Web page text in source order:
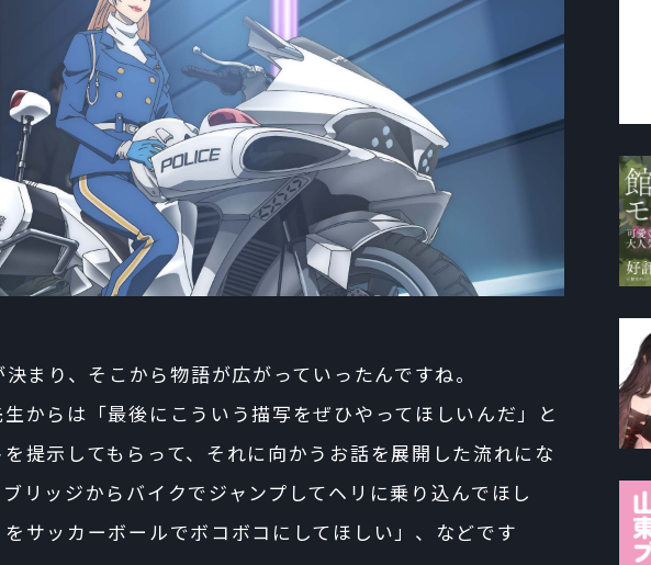
決まり、そこから物語が広がっていったんですね。
からは「最後にこういう描写をぜひやってほしいんだ」と
提示してもらって、それに向かうお話を展開した流れにな
リッジからバイクでジャンプしてヘリに乗り込んでほし
サッカーボールでボコボコにしてほしい」、などです